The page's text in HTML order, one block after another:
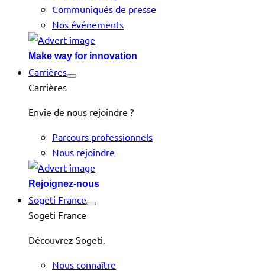
Communiqués de presse
Nos événements
Make way for innovation
Carrières
Carrières
Envie de nous rejoindre ?
Parcours professionnels
Nous rejoindre
Rejoignez-nous
Sogeti France
Sogeti France
Découvrez Sogeti.
Nous connaître